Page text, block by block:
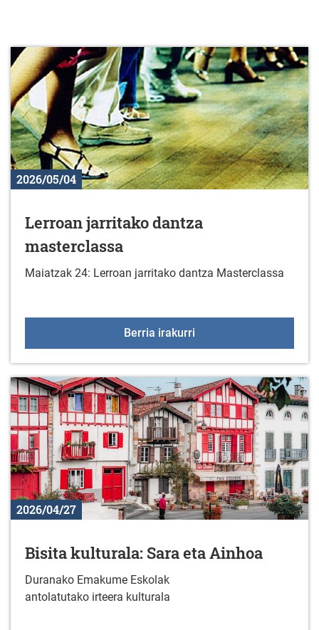
2026/05/04
Lerroan jarritako dantza
masterclassa
Maiatzak 24: Lerroan jarritako dantza Masterclassa
Berria irakurri
2026/04/27
Bisita kulturala: Sara eta Ainhoa
Duranako Emakume Eskolak
antolatutako irteera kulturala